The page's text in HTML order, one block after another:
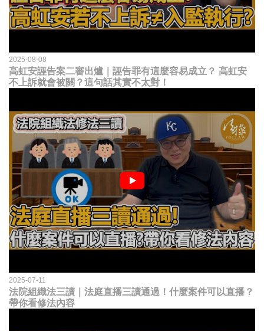
2025-08-08
高虹安誣告案二審出爐｜誣告罪有這麼容易成立？ 高虹安
不上訴就會被關？這句話其實不太對！
2025-07-11
法院組織法三讀｜法庭直播三讀通過！什麼案件可以直播？
帶你看修法內容